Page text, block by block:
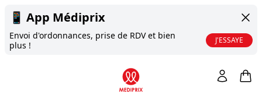
📱 App Médiprix
Envoi d'ordonnances, prise de RDV et bien
plus !
J'ESSAYE